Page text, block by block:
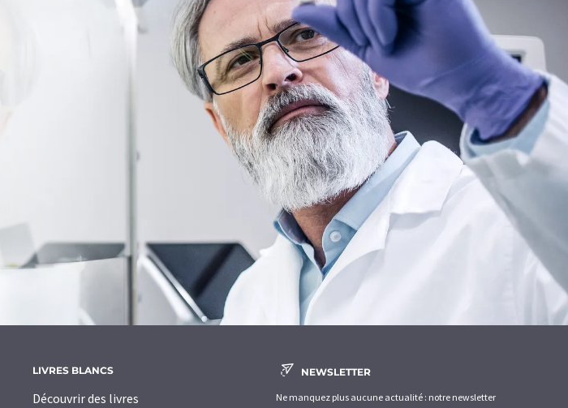
LIVRES BLANCS
Découvrir des livres
NEWSLETTER
Ne manquez plus aucune actualité : notre newsletter